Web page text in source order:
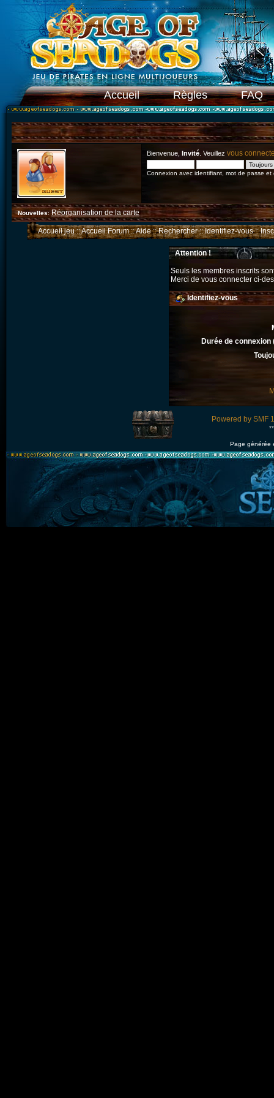
Accueil Règles FAQ
Bienvenue, Invité . Veuillez vous
Connexion avec identifiant, mot de passe et
Nouvelles: Réorganisation de la carte
Accueil jeu::Accueil Forum::Aide::Rechercher::Identifiez-vous::
Attention !
Seuls les membres inscrits
Merci de vous connecter ci-
Identifiez-vous
Durée de connexion
Powered by SMF
Page générée